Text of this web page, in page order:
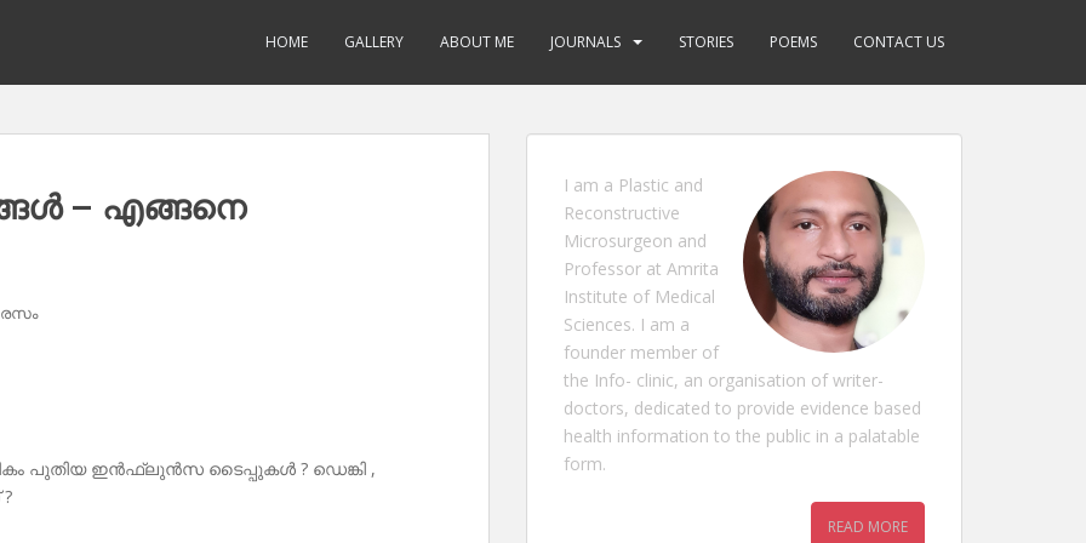
HOME GALLERY ABOUT ME JOURNALS STORIES POEMS CONTACT US
– എങ്ങനെ
പുതിയ ഇൻഫ്ലുൻസ ടൈപ്പുകൾ ? ഡെങ്കി ,
I am a Plastic and
Reconstructive
Microsurgeon and
Professor at Amrita
Institute of Medical
Sciences. I am a
founder member of
the Info- clinic, an organisation of writer-
doctors, dedicated to provide evidence based
health information to the public in a palatable
form.
READ MORE